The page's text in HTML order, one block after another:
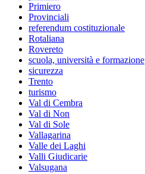
Primiero
Provinciali
referendum costituzionale
Rotaliana
Rovereto
scuola, università e formazione
sicurezza
Trento
turismo
Val di Cembra
Val di Non
Val di Sole
Vallagarina
Valle dei Laghi
Valli Giudicarie
Valsugana